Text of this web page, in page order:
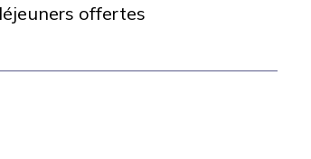
offertes